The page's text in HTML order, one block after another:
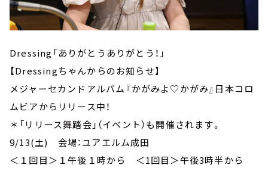
Dressing「ありがとうありがとう！」
【Dressingちゃんからのお知らせ】
メジャーセカンドアルバム『かがみよ♡かがみ』日本コロ
ムビアからリリース中！
＊「リリース舞踏会」（イベント）も開催されます。
9/13(土) 会場：ユアエルム成田
＜１回目＞１午後１時から ＜1回目＞午後3時半から